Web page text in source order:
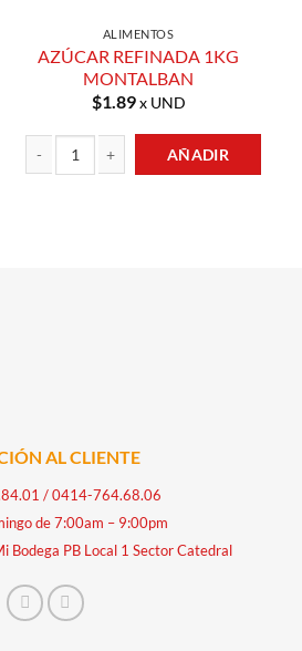
ALIMENTOS
AZÚCAR REFINADA 1KG
MONTALBAN
$1.89x UND
AÑADIR
AL CLIENTE
/0414-764.68.06
de 7:00am – 9:00pm
Bodega PB Local 1 Sector Catedral